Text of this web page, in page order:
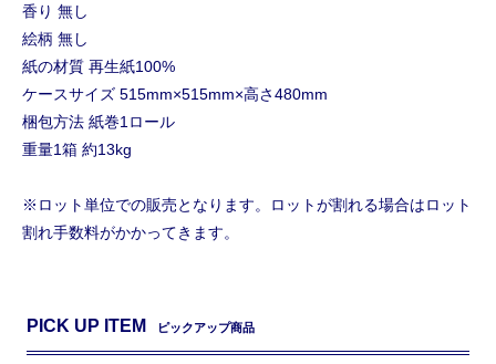
香り 無し
絵柄 無し
紙の材質 再生紙100%
ケースサイズ 515mm×515mm×高さ480mm
梱包方法 紙巻1ロール
重量1箱 約13kg
※ロット単位での販売となります。ロットが割れる場合はロット
割れ手数料がかかってきます。
PICK UP ITEM ピックアップ商品